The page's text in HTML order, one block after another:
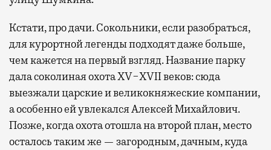
Кстати, про дачи. Сокольники, если разобраться,
для курортной легенды подходят даже больше,
чем кажется на первый взгляд. Название парку
дала соколиная охота XV−XVII веков: сюда
выезжали царские и великокняжеские компании,
а особенно ей увлекался Алексей Михайлович.
Позже, когда охота отошла на второй план, место
осталось таким же — загородным, дачным, куда